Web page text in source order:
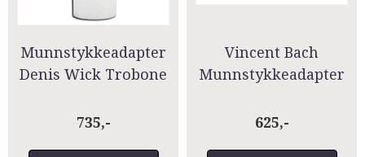
Munnstykkeadapter
Denis Wick Trobone
735,-
Vincent Bach
Munnstykkeadapter
625,-